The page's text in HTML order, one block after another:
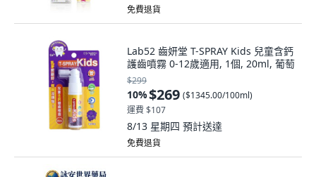
免費退貨
Lab52 齒妍堂 T-SPRAY Kids 兒童含鈣
護齒噴霧 0-12歲適用, 1個, 20ml, 葡萄
$299
10%$269 ($1345.00/100ml)
運費 $107
8/13 星期四 預計送達
免費退貨